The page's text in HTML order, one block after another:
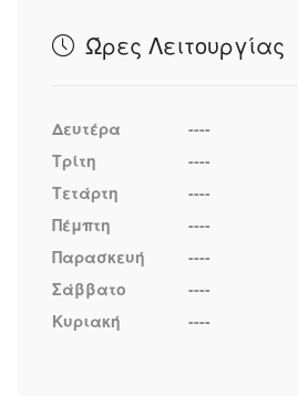
Ώρες Λειτουργίας
Δευτέρα
----
Τρίτη
----
Τετάρτη
----
Πέμπτη
----
Παρασκευή
----
Σάββατο
----
Κυριακή
----